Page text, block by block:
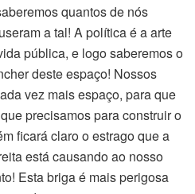
quantos de nós
a tal! A política é a arte
pública, e logo saberemos o
deste espaço! Nossos
vez mais espaço, para que
precisamos para construir o
ficará claro o estrago que a
está causando ao nosso
Esta briga é mais perigosa